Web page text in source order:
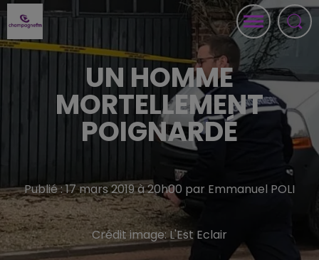
UN HOMME
MORTELLEMENT
POIGNARDÉ
Publié : 17 mars 2019 à 20h00 par Emmanuel POLI
Crédit image:L'Est Eclair